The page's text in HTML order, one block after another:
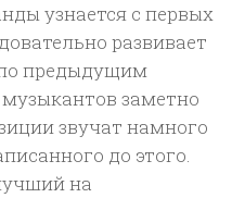
узнается с первых
развивает
предыдущим
заметно
звучат намного
до этого.
на